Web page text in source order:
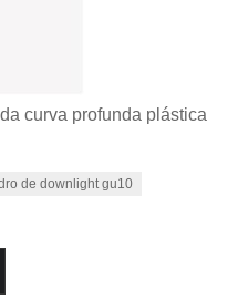
curva profunda plástica
de downlight gu10